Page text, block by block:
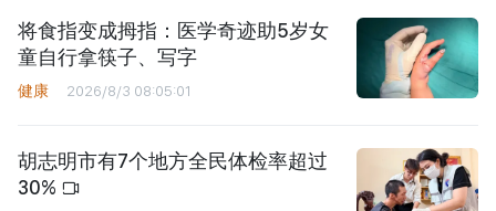
将食指变成拇指：医学奇迹助5岁女
童自行拿筷子、写字
健康 2026/8/3 08:05:01
胡志明市有7个地方全民体检率超过
30%